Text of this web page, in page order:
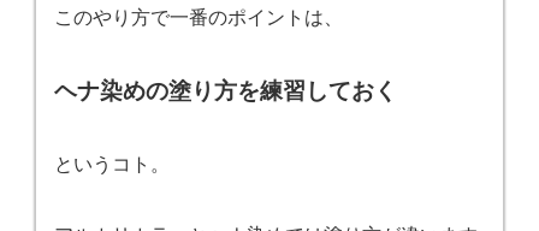
このやり方で一番のポイントは、
ヘナ染めの塗り方を練習しておく
というコト。